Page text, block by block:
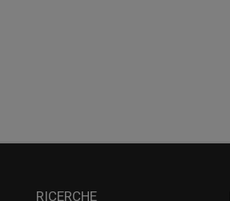
RICERCHE